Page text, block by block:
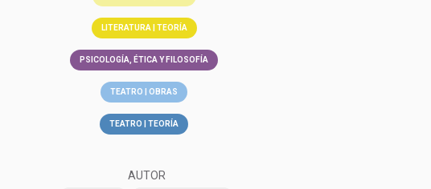
LITERATURA | TEORÍA
PSICOLOGÍA, ÉTICA Y FILOSOFÍA
TEATRO | OBRAS
TEATRO | TEORÍA
AUTOR